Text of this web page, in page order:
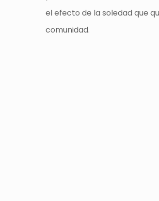
el efecto de la soledad que
comunidad.